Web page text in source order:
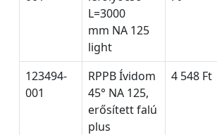
L=3000
mm NA 125
light
123494-
001
RPPB Ívidom
45° NA 125,
erősített falú
plus
4 548 Ft